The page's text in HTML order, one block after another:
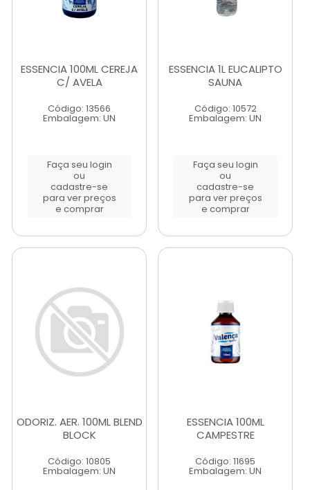
ESSENCIA 100ML CEREJA
C/ AVELA
Código: 13566
Embalagem: UN
Faça seu login
ou
cadastre-se
para ver preços
e comprar
ESSENCIA 1L EUCALIPTO
SAUNA
Código: 10572
Embalagem: UN
Faça seu login
ou
cadastre-se
para ver preços
e comprar
ODORIZ. AER. 100ML BLEND
BLOCK
Código: 10805
Embalagem: UN
ESSENCIA 100ML
CAMPESTRE
Código: 11695
Embalagem: UN